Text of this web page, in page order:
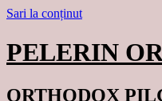
Sari la conținut
PELERIN
ORTHODOX